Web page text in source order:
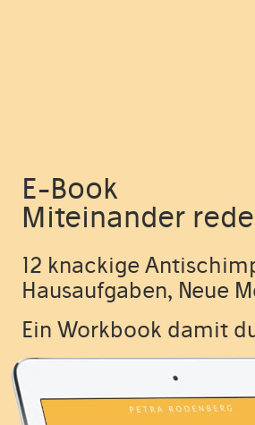
E-Book
Miteinander
12 knackige
Hausaufgaben, Neue
Ein Workbook damit